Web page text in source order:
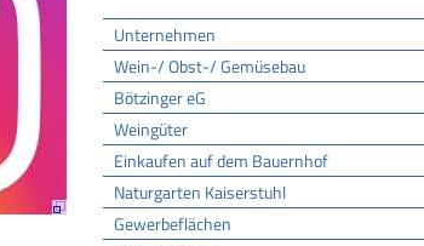
Unternehmen
Wein-/ Obst-/ Gemüsebau
Bötzinger eG
Weingüter
Einkaufen auf dem Bauernhof
Naturgarten Kaiserstuhl
Gewerbeflächen